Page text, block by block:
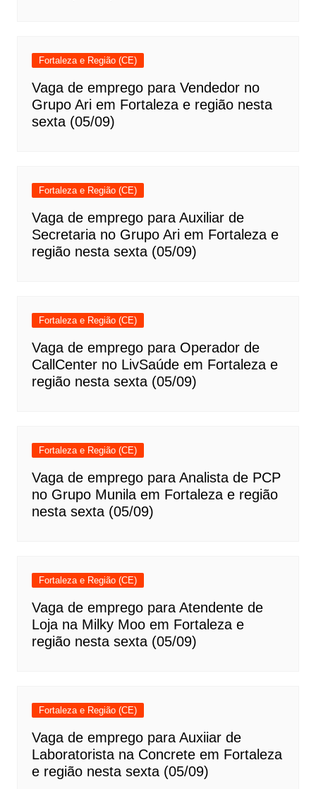
Fortaleza e Região (CE)
Vaga de emprego para Vendedor no
Grupo Ari em Fortaleza e região nesta
sexta (05/09)
Fortaleza e Região (CE)
Vaga de emprego para Auxiliar de
Secretaria no Grupo Ari em Fortaleza e
região nesta sexta (05/09)
Fortaleza e Região (CE)
Vaga de emprego para Operador de
CallCenter no LivSaúde em Fortaleza e
região nesta sexta (05/09)
Fortaleza e Região (CE)
Vaga de emprego para Analista de PCP
no Grupo Munila em Fortaleza e região
nesta sexta (05/09)
Fortaleza e Região (CE)
Vaga de emprego para Atendente de
Loja na Milky Moo em Fortaleza e
região nesta sexta (05/09)
Fortaleza e Região (CE)
Vaga de emprego para Auxiiar de
Laboratorista na Concrete em Fortaleza
e região nesta sexta (05/09)